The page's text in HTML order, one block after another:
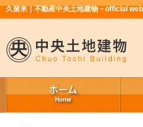
久留米｜不動産中央土地建物－official web